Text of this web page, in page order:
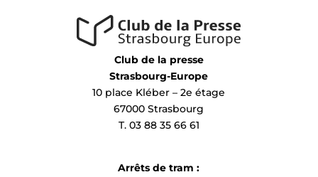
Club de la presse
Strasbourg-Europe
10 place Kléber – 2e étage
67000 Strasbourg
T. 03 88 35 66 61
Arrêts de tram :